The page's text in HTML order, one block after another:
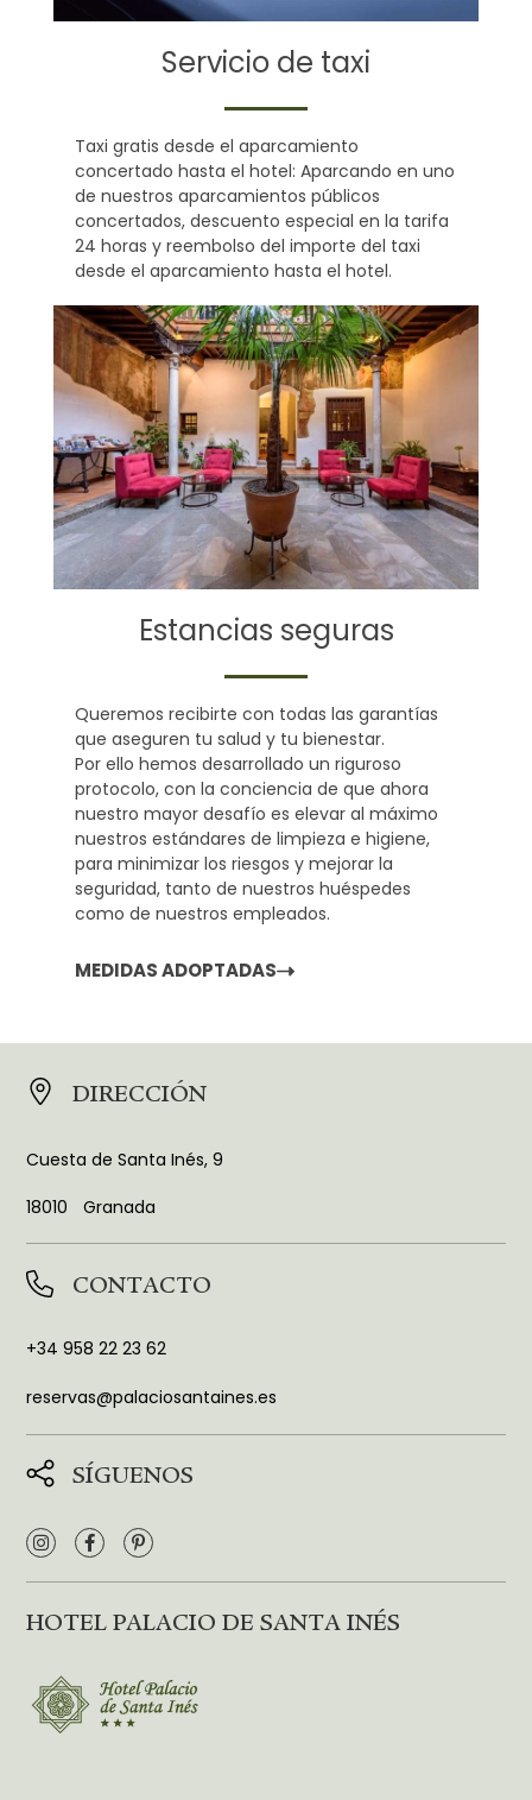
Servicio de taxi
Taxi gratis desde el aparcamiento
concertado hasta el hotel: Aparcando en uno
de nuestros aparcamientos públicos
concertados, descuento especial en la tarifa
24 horas y reembolso del importe del taxi
desde el aparcamiento hasta el hotel.
Estancias seguras
Queremos recibirte con todas las garantías
que aseguren tu salud y tu bienestar.
Por ello hemos desarrollado un riguroso
protocolo, con la conciencia de que ahora
nuestro mayor desafío es elevar al máximo
nuestros estándares de limpieza e higiene,
para minimizar los riesgos y mejorar la
seguridad, tanto de nuestros huéspedes
como de nuestros empleados.
MEDIDAS ADOPTADAS
DIRECCIÓN
Cuesta de Santa Inés, 9
18010 Granada
CONTACTO
+34 958 22 23 62
reservas@palaciosantaines.es
SÍGUENOS
HOTEL PALACIO DE SANTA INÉS